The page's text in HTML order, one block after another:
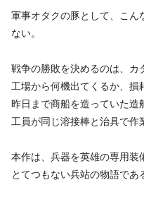
軍事オタクの豚として、こ
ない。
戦争の勝敗を決めるのは、カ
工場から何機出てくるか、損
昨日まで商船を造っていた
工員が同じ溶接棒と治具で作
本作は、兵器を英雄の専用装
とてつもない兵站の物語であ